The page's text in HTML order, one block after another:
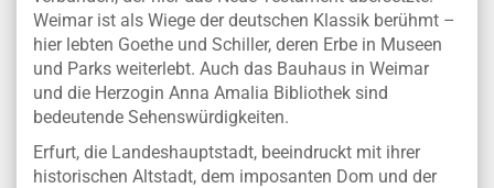
Weimar ist als Wiege der deutschen Klassik berühmt –
hier lebten Goethe und Schiller, deren Erbe in Museen
und Parks weiterlebt. Auch das Bauhaus in Weimar
und die Herzogin Anna Amalia Bibliothek sind
bedeutende Sehenswürdigkeiten.
Erfurt, die Landeshauptstadt, beeindruckt mit ihrer
historischen Altstadt, dem imposanten Dom und der